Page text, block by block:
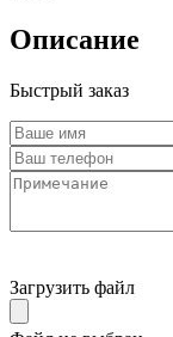
Описание
Быстрый заказ
Загрузить файл